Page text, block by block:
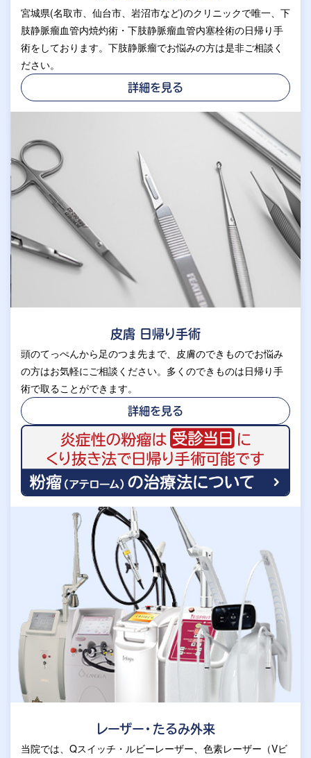
宮城県(名取市、仙台市、岩沼市など)のクリニックで唯一、下
肢静脈瘤血管内焼灼術・下肢静脈瘤血管内塞栓術の日帰り手
術をしております。下肢静脈瘤でお悩みの方は是非ご相談く
ださい。
詳細を見る
皮膚 日帰り手術
頭のてっぺんから足のつま先まで、皮膚のできものでお悩み
の方はお気軽にご相談ください。多くのできものは日帰り手
術で取ることができます。
詳細を見る
レーザー・たるみ外来
当院では、Qスイッチ・ルビーレーザー、色素レーザー（Vビ